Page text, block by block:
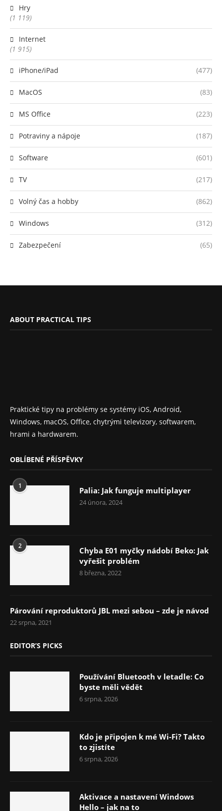
Hry
(1 119)
Internet
(1 915)
iPhone/iPad (477)
MacOS (83)
MS Office (223)
Potraviny a nápoje (187)
Software (601)
TV (217)
Volný čas a hobby (862)
Windows (312)
Zabezpečení (65)
ABOUT PRACTICAL TIPS
Praktické tipy na problémy se systémy iOS, Android,
Windows, macOS, Office, chytrými televizory, softwarem,
hrami a hardwarem.
OBLÍBENÉ PŘÍSPĚVKY
1 Palia: Jak funguje multiplayer
24 února, 2024
2
Chyba E01 myčky nádobí Beko: Jak
vyřešit problém
8 března, 2022
Párování reproduktorů JBL mezi sebou – zde je návod
22 srpna, 2021
EDITOR’S PICKS
Používání Bluetooth v letadle: Co
byste měli vědět
6 srpna, 2026
Kdo je připojen k mé Wi-Fi? Takto
to zjistíte
6 srpna, 2026
Aktivace a nastavení Windows
Hello – jak na to